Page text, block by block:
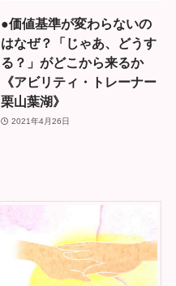
●価値基準が変わらないの
はなぜ？「じゃあ、どうす
る？」がどこから来るか
《アビリティ・トレーナー
栗山葉湖》
2021年4月26日